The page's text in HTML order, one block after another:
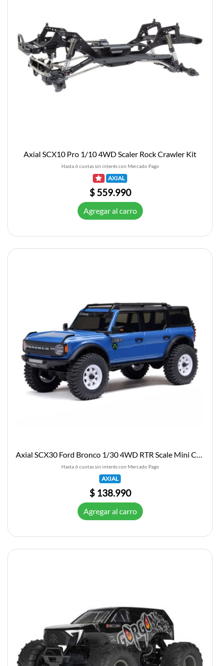
Axial SCX10 Pro 1/10 4WD Scaler Rock Crawler Kit
Hasta 6 cuotas sin interés con Mercado Pago
AXIAL
$ 559.990
Agregar al carro
Hasta 6 cuotas sin interés con Mercado Pago
AXIAL
$ 138.990
Agregar al carro